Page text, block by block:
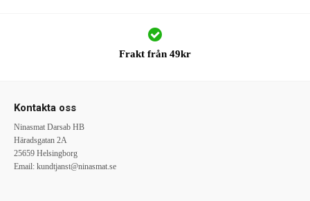
Frakt från 49kr
Kontakta oss
Ninasmat Darsab HB
Häradsgatan 2A
25659 Helsingborg
Email: kundtjanst@ninasmat.se